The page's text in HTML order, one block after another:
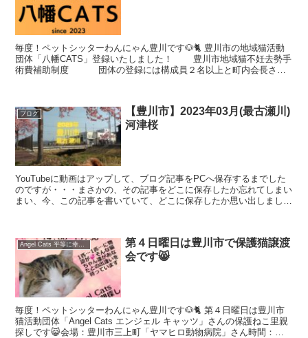
毎度！ペットシッターわんにゃん豊川です🐶🐈 豊川市の地域猫活動
団体「八幡CATS」登録いたしました！ 豊川市地域猫不妊去勢手
術費補助制度 団体の登録には構成員２名以上と町内会長さん
ブログ
【豊川市】2023年03月(最古瀬川)
河津桜
YouTubeに動画はアップして、ブログ記事をPCへ保存するまでした
のですが・・・まさかの、その記事をどこに保存したか忘れてしまい
まい、今、この記事を書いていて、どこに保存したか思い出しました
Angel Cats 平等に幸せになる権利 (angelcats2021)
第４日曜日は豊川市で保護猫譲渡
会です😸
毎度！ペットシッターわんにゃん豊川です🐶🐈 第４日曜日は豊川市
猫活動団体「Angel Cats エンジェル キャッツ」さんの保護ねこ里親
探しです😸会場：豊川市三上町「ヤマヒロ動物病院」さん時間：